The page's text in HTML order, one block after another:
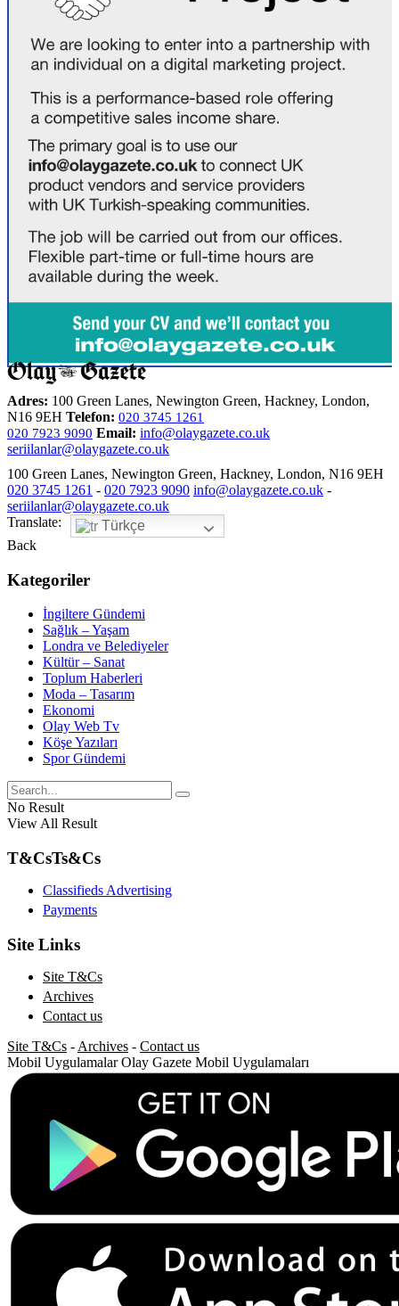
Adres: 100 Green Lanes, Newington Green, Hackney, London,
N16 9EH Telefon: 020 3745 1261
020 7923 9090 Email: info@olaygazete.co.uk
seriilanlar@olaygazete.co.uk
100 Green Lanes, Newington Green, Hackney, London, N16 9EH
020 3745 1261 - 020 7923 9090 info@olaygazete.co.uk -
seriilanlar@olaygazete.co.uk
Translate:
Türkçe
Back
Kategoriler
İngiltere Gündemi
Sağlık – Yaşam
Londra ve Belediyeler
Kültür – Sanat
Toplum Haberleri
Moda – Tasarım
Ekonomi
Olay Web Tv
Köşe Yazıları
Spor Gündemi
No Result
View All Result
T&CsTs&Cs
Classifieds Advertising
Payments
Site Links
Site T&Cs
Archives
Contact us
Site T&Cs - Archives - Contact us
Mobil Uygulamalar Olay Gazete Mobil Uygulamaları